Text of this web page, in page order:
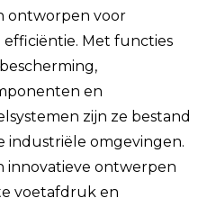
ontworpen voor
Met functies
en
zijn ze bestand
industriële omgevingen.
innovatieve ontwerpen
voetafdruk en